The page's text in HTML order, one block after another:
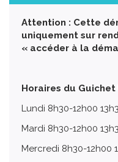
Attention : Cette
uniquement sur
« accéder à la
Horaires du Guichet
Lundi 8h30-12h00
Mardi 8h30-12h00
Mercredi 8h30-12h00